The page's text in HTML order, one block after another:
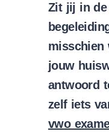
Zit jij in de
misschien
jouw
antwoord
zelf iets
vwo